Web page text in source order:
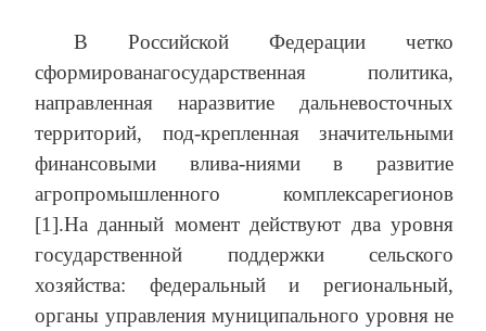
В Российской Федерации четко
сформированагосударственная политика,
направленная наразвитие дальневосточных
территорий, под-крепленная значительными
финансовыми влива-ниями в развитие
агропромышленного комплексарегионов
[1].На данный момент действуют два уровня
государственной поддержки сельского
хозяйства: федеральный и региональный,
органы управления муниципального уровня не